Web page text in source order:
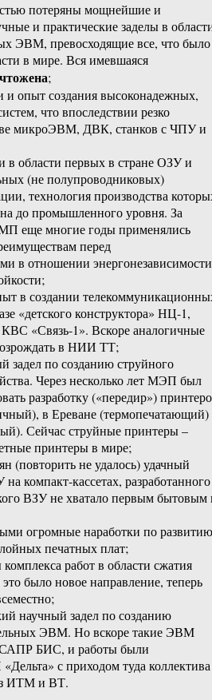
потеряны мощнейшие и
и практические заделы в
ЭВМ, превосходящие все, что было
в мире. Вся имевшаяся
;
и опыт создания высоконадежных,
что впоследствии резко
микроЭВМ, ДВК, станков с ЧПУ и
в области первых в стране ОЗУ и
(не полупроводниковых)
технология производства
до промышленного уровня. За
еще многие годы применялись
перед
в отношении энергонезависимости
в создании
«детского конструктора» НЦ-1,
«Связь-1». Вскоре аналогичные
в НИИ ТТ;
задел по созданию струйного
Через несколько лет МЭП был
разработку («передир»)
в Ереване (термопечатающий)
Сейчас струйные принтеры –
принтеры в мире;
(повторить не удалось) удачный
компакт-кассетах, разработанного
ВЗУ не хватало первым бытовым
огромные наработки по развитию
печатных плат;
работ в области сжатия
было новое направление, теперь
научный задел по созданию
ЭВМ. Но вскоре такие ЭВМ
САПР БИС, и работы были
с приходом туда коллектива
ИТМ и ВТ.